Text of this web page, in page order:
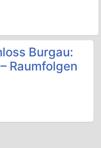
Burgau:
Raumfolgen